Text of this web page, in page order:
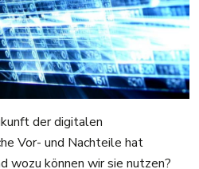
der digitalen
Vor- und Nachteile hat
wozu können wir sie nutzen?